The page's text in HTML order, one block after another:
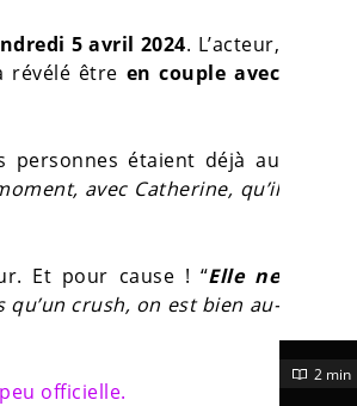
5 avril 2024. L’acteur,
révélé être en couple avec
personnes étaient déjà au
avec Catherine, qu’il
Et pour cause ! “Elle ne
qu’un crush, on est bien au-
officielle.
2 min